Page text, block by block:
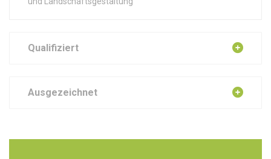
Qualifiziert
Ausgezeichnet